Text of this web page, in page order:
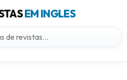
EM INGLES